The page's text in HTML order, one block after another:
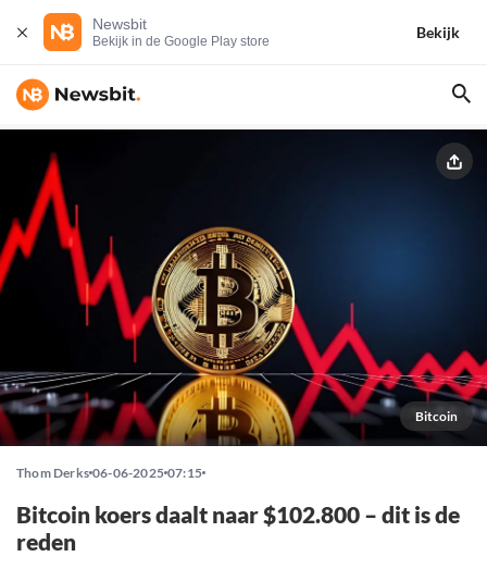
Newsbit
Bekijk in de Google Play store
Bekijk
Bitcoin
Thom Derks 06-06-2025 07:15
Bitcoin koers daalt naar $102.800 – dit is de
reden